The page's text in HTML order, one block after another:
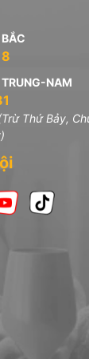
NAM
Thứ Bảy,